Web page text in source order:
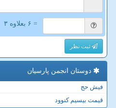
= ۶ بعلاوه ۳
ثبت نظر
دوستان انجمن پارسیان
فیش حج
قیمت بیسیم کنوود